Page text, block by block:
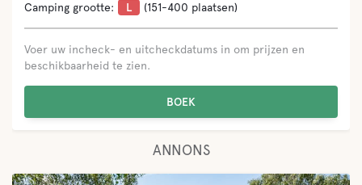
Camping grootte: L (151-400 plaatsen)
Voer uw incheck- en uitcheckdatums in om prijzen en
beschikbaarheid te zien.
BOEK
ANNONS